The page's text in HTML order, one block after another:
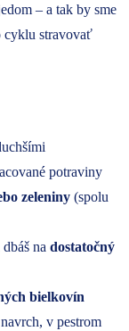
– a tak by sme
cyklu stravovať
potraviny
zeleniny (spolu
na dostatočný
bielkovín
v pestrom